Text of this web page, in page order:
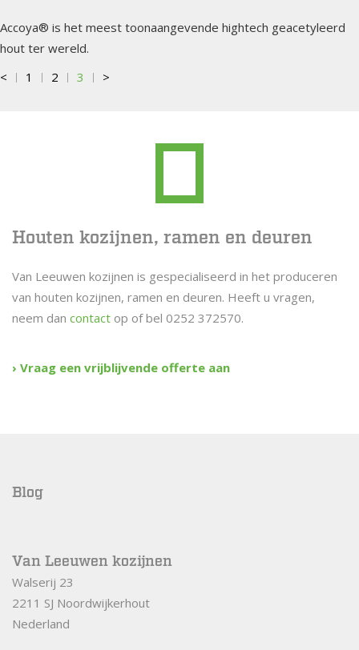
Accoya® is het meest toonaangevende hightech geacetyleerd
hout ter wereld.
<
1 2 3 >
Houten kozijnen, ramen en deuren
Van Leeuwen kozijnen is gespecialiseerd in het produceren
van houten kozijnen, ramen en deuren. Heeft u vragen,
neem dan contact op of bel 0252 372570.
› Vraag een vrijblijvende offerte aan
Blog
Van Leeuwen kozijnen
Walserij 23
2211 SJ Noordwijkerhout
Nederland